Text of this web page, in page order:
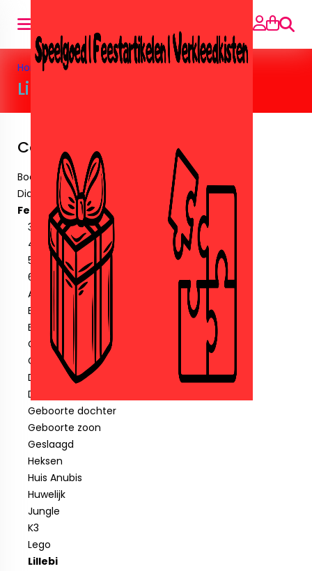
Search
Home » Feestartikelen» Lillebi
Lillebi
Categories
Boeken
Diamant paintingen.
Feestartikelen
30 Jaar
40 jaar
50 jaar
60 jaar
Amika
Ballonnen
Blauwe piraat
Cars
Clown
Diverse feestartikelen
Donald Duck
Geboorte dochter
Geboorte zoon
Geslaagd
Heksen
Huis Anubis
Huwelijk
Jungle
K3
Lego
Lillebi